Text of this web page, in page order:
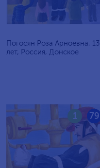
Погосян Роза Арноевна, 13
лет, Россия, Донское
79
1